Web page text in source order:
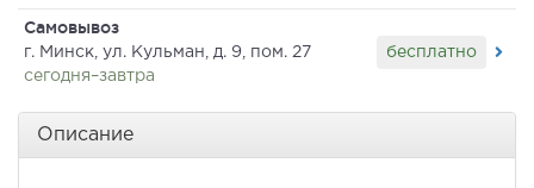
Самовывоз
г. Минск, ул. Кульман, д. 9, пом. 27
сегодня–завтра
бесплатно
Описание